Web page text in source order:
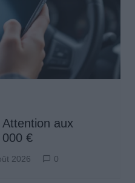
aux
000 €
2026 0